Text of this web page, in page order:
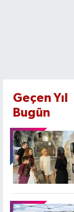
Geçen Yıl
Bugün